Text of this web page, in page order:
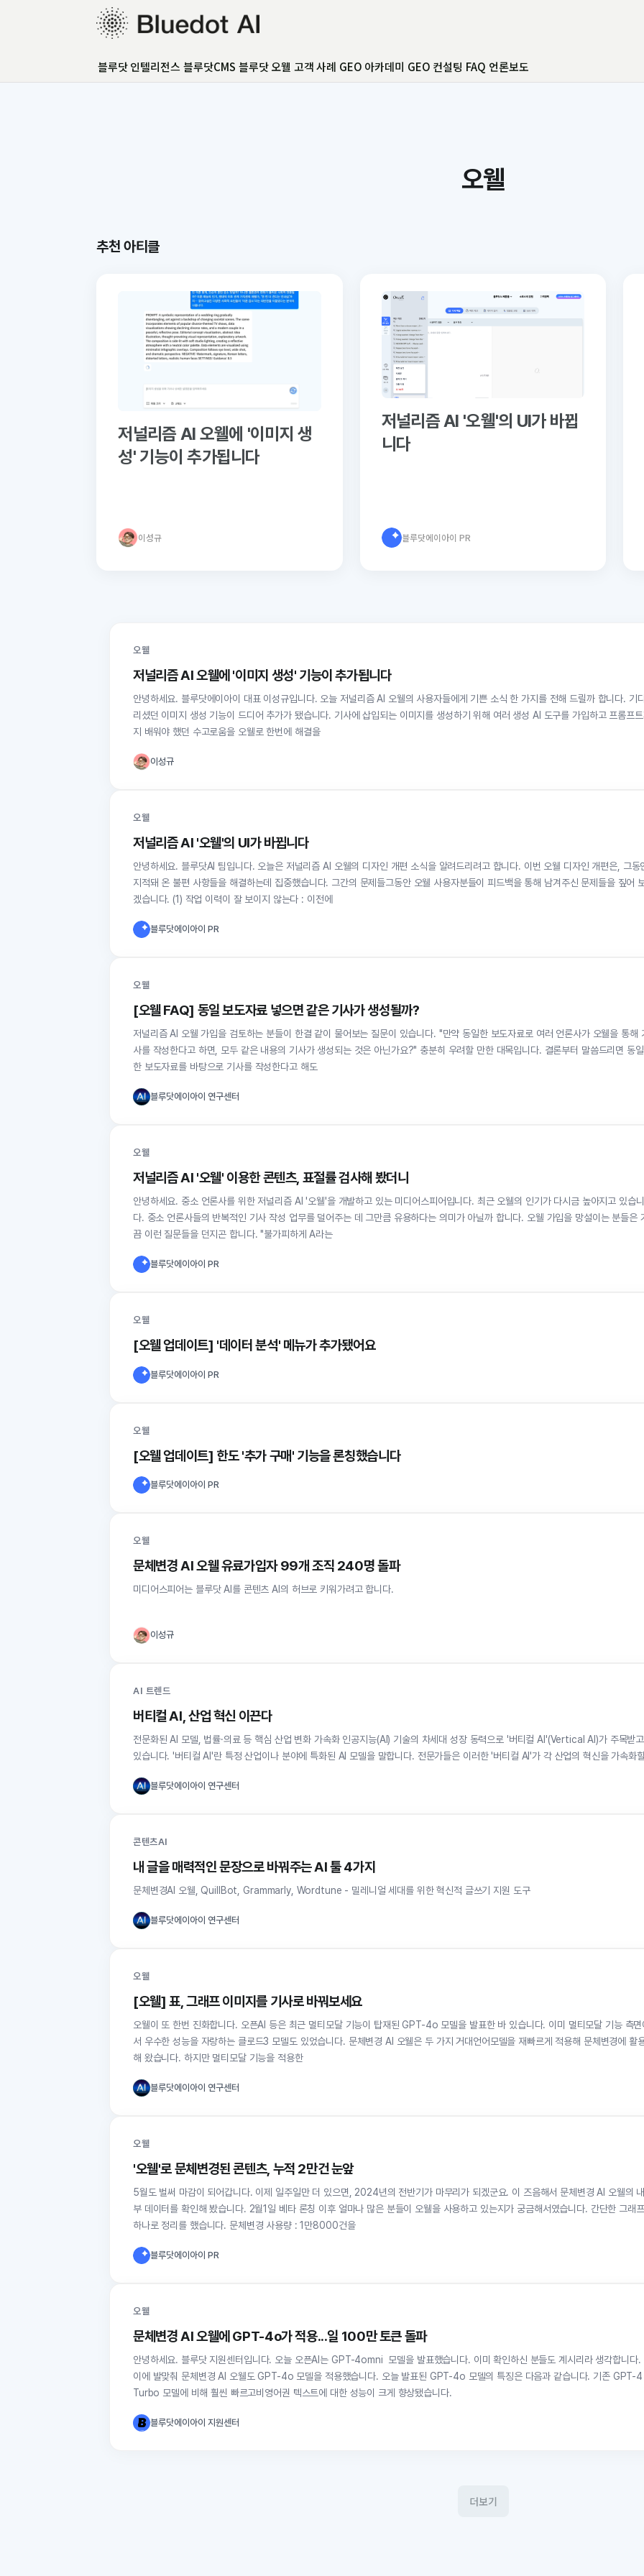
블루닷 인텔리전스
블루닷CMS
블루닷 인텔리전스 블루닷CMS 블루닷 오웰 고객 사례 GEO 아카데미 GEO 컨설팅 FAQ 언론보도
오웰
추천 아티클
저널리즘 AI 오웰에 '이미지 생
성' 기능이 추가됩니다
이성규
저널리즘 AI '오웰'의 UI가 바뀝
니다
블루닷에이아이 PR
오웰
저널리즘 AI 오웰에 '이미지 생성' 기능이 추가됩니다
안녕하세요. 블루닷에이아이 대표 이성규입니다. 오늘 저널리즘 AI 오웰의 사용자들에게 기쁜 소식 한 가지를 전해 드릴까 합니다. 기다
리셨던 이미지 생성 기능이 드디어 추가가 됐습니다. 기사에 삽입되는 이미지를 생성하기 위해 여러 생성 AI 도구를 가입하고 프롬프
지 배워야 했던 수고로움을 오웰로 한번에 해결을
이성규
오웰
저널리즘 AI '오웰'의 UI가 바뀝니다
안녕하세요. 블루닷AI 팀입니다. 오늘은 저널리즘 AI 오웰의 디자인 개편 소식을 알려드리려고 합니다. 이번 오웰 디자인 개편은, 그동안
지적돼 온 불편 사항들을 해결하는데 집중했습니다. 그간의 문제들그동안 오웰 사용자분들이 피드백을 통해 남겨주신 문제들을 짚어 보
겠습니다. (1) 작업 이력이 잘 보이지 않는다 : 이전에
블루닷에이아이 PR
오웰
[오웰 FAQ] 동일 보도자료 넣으면 같은 기사가 생성될까?
저널리즘 AI 오웰 가입을 검토하는 분들이 한결 같이 물어보는 질문이 있습니다. "만약 동일한 보도자료로 여러 언론사가 오웰을 통해 기
사를 작성한다고 하면, 모두 같은 내용의 기사가 생성되는 것은 아닌가요?" 충분히 우려할 만한 대목입니다. 결론부터 말씀드리면 동일
한 보도자료를 바탕으로 기사를 작성한다고 해도
블루닷에이아이 연구센터
오웰
저널리즘 AI '오웰' 이용한 콘텐츠, 표절률 검사해 봤더니
안녕하세요. 중소 언론사를 위한 저널리즘 AI '오웰'을 개발하고 있는 미디어스피어입니다. 최근 오웰의 인기가 다시금 높아지고 있습니
다. 중소 언론사들의 반복적인 기사 작성 업무를 덜어주는 데 그만큼 유용하다는 의미가 아닐까 합니다. 오웰 가입을 망설이는 분들은 가
끔 이런 질문들을 던지곤 합니다. "불가피하게 A라는
블루닷에이아이 PR
오웰
[오웰 업데이트] '데이터 분석' 메뉴가 추가됐어요
블루닷에이아이 PR
오웰
[오웰 업데이트] 한도 '추가 구매' 기능을 론칭했습니다
블루닷에이아이 PR
오웰
문체변경 AI 오웰 유료가입자 99개 조직 240명 돌파
미디어스피어는 블루닷 AI를 콘텐츠 AI의 허브로 키워가려고 합니다.
이성규
AI 트렌드
버티컬 AI, 산업 혁신 이끈다
전문화된 AI 모델, 법률·의료 등 핵심 산업 변화 가속화 인공지능(AI) 기술의 차세대 성장 동력으로 '버티컬 AI'(Vertical AI)가 주목받고
있습니다. '버티컬 AI'란 특정 산업이나 분야에 특화된 AI 모델을 말합니다. 전문가들은 이러한 '버티컬 AI'가 각 산업의 혁신을 가속화
블루닷에이아이 연구센터
콘텐츠AI
내 글을 매력적인 문장으로 바꿔주는 AI 툴 4가지
문체변경AI 오웰, QuillBot, Grammarly, Wordtune - 밀레니얼 세대를 위한 혁신적 글쓰기 지원 도구
블루닷에이아이 연구센터
오웰
[오웰] 표, 그래프 이미지를 기사로 바꿔보세요
오웰이 또 한번 진화합니다. 오픈AI 등은 최근 멀티모달 기능이 탑재된 GPT-4o 모델을 발표한 바 있습니다. 이미 멀티모달 기능 측면에
서 우수한 성능을 자랑하는 클로드3 모델도 있었습니다. 문체변경 AI 오웰은 두 가지 거대언어모델을 재빠르게 적용해 문체변경에 활
해 왔습니다. 하지만 멀티모달 기능을 적용한
블루닷에이아이 연구센터
오웰
'오웰'로 문체변경된 콘텐츠, 누적 2만건 눈앞
5월도 벌써 마감이 되어갑니다. 이제 일주일만 더 있으면, 2024년의 전반기가 마무리가 되겠군요. 이 즈음해서 문체변경 AI 오웰의 내
부 데이터를 확인해 봤습니다. 2월1일 베타 론칭 이후 얼마나 많은 분들이 오웰을 사용하고 있는지가 궁금해서였습니다. 간단한 그래프
하나로 정리를 했습니다. 문체변경 사용량 : 1만8000건을
블루닷에이아이 PR
오웰
문체변경 AI 오웰에 GPT-4o가 적용...일 100만 토큰 돌파
안녕하세요. 블루닷 지원센터입니다. 오늘 오픈AI는 GPT-4omni 모델을 발표했습니다. 이미 확인하신 분들도 계시리라 생각합니다.
이에 발맞춰 문체변경 AI 오웰도 GPT-4o 모델을 적용했습니다. 오늘 발표된 GPT-4o 모델의 특징은 다음과 같습니다. 기존 GPT-4
Turbo 모델에 비해 훨씬 빠르고비영어권 텍스트에 대한 성능이 크게 향상됐습니다.
블루닷에이아이 지원센터
더보기